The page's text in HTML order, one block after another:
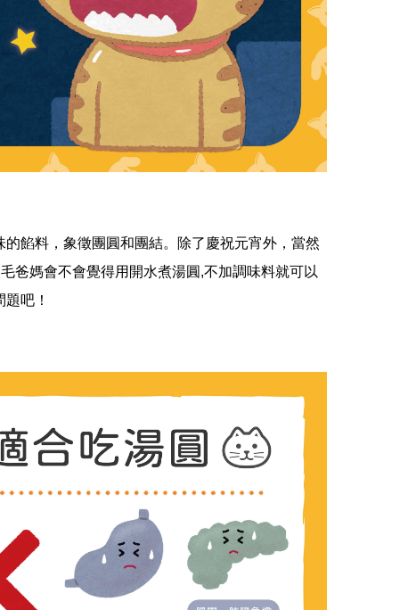
餡料，象徵團圓和團結。除了慶祝元宵外，當然
爸媽會不會覺得用開水煮湯圓,不加調味料就可以
吧！